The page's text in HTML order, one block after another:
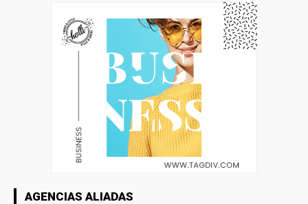
AGENCIAS ALIADAS